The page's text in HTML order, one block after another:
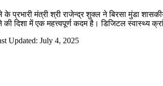
प्रभारी मंत्री श्री राजेन्द्र शुक्ल ने बिरसा मुंडा
की दिशा में एक महत्त्वपूर्ण कदम है। डिजिटल स्वास्थ्य
Updated: July 4, 2025